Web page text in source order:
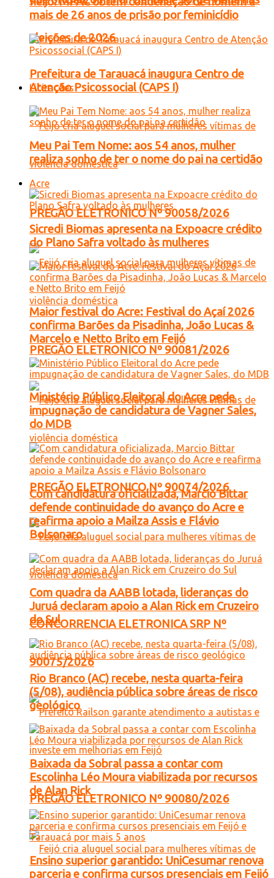
eleições de 2026
Licitações
PREGÃO ELETRONICO Nº 90058/2026
PREGÃO ELETRONICO Nº 90081/2026
PREGÃO ELETRONICO Nº 90074/2026
CONCORRENCIA ELETRONICA SRP Nº
90075/2026
PREGÃO ELETRONICO Nº 90080/2026
mais de 26 anos de prisão por feminicídio
Prefeitura de Tarauacá inaugura Centro de
Atenção Psicossocial (CAPS I)
Meu Pai Tem Nome: aos 54 anos, mulher
realiza sonho de ter o nome do pai na certidão
Acre
Sicredi Biomas apresenta na Expoacre crédito
do Plano Safra voltado às mulheres
Maior festival do Acre: Festival do Açaí 2026
confirma Barões da Pisadinha, João Lucas &
Marcelo e Netto Brito em Feijó
Ministério Público Eleitoral do Acre pede
impugnação de candidatura de Vagner Sales,
do MDB
Com candidatura oficializada, Marcio Bittar
defende continuidade do avanço do Acre e
reafirma apoio a Mailza Assis e Flávio
Bolsonaro
Com quadra da AABB lotada, lideranças do
Juruá declaram apoio a Alan Rick em Cruzeiro
do Sul
Rio Branco (AC) recebe, nesta quarta-feira
(5/08), audiência pública sobre áreas de risco
geológico
Baixada da Sobral passa a contar com
Escolinha Léo Moura viabilizada por recursos
de Alan Rick
Ensino superior garantido: UniCesumar renova
parceria e confirma cursos presenciais em Feijó